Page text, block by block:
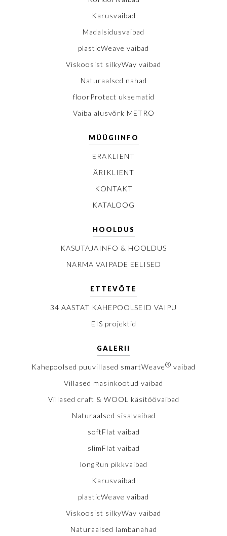
Karusvaibad
Madalsidusvaibad
plasticWeave vaibad
Viskoosist silkyWay vaibad
Naturaalsed nahad
floorProtect uksematid
Vaiba alusvõrk METRO
MÜÜGIINFO
ERAKLIENT
ÄRIKLIENT
KONTAKT
KATALOOG
HOOLDUS
KASUTAJAINFO & HOOLDUS
NARMA VAIPADE EELISED
ETTEVÕTE
34 AASTAT KAHEPOOLSEID VAIPU
EIS projektid
GALERII
Kahepoolsed puuvillased smartWeave® vaibad
Villased masinkootud vaibad
Villased craft & WOOL käsitöövaibad
Naturaalsed sisalvaibad
softFlat vaibad
slimFlat vaibad
longRun pikkvaibad
Karusvaibad
plasticWeave vaibad
Viskoosist silkyWay vaibad
Naturaalsed lambanahad